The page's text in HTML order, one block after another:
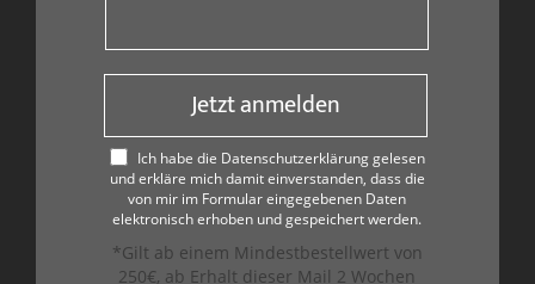
Jetzt anmelden
Ich habe die Datenschutzerklärung gelesen
und erkläre mich damit einverstanden, dass die
von mir im Formular eingegebenen Daten
elektronisch erhoben und gespeichert werden.
*Gilt ab einem Mindestbestellwert von
250€, ab Erhalt dieser Mail 2 Wochen